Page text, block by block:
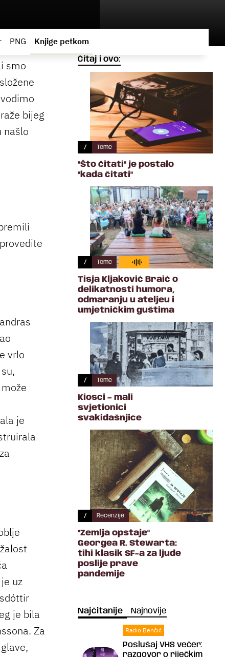
PNG Knjige petkom
smo
bijeg
našlo
vrlo
je
uz
je bila
Za
Čitaj i ovo:
/ Teme
"Što čitati" je postalo
"kada čitati"
/ Teme
Tisja Kljaković Braić o
delikatnosti humora,
odmaranju u ateljeu i
umjetničkim guštima
/ Teme
Kiosci – mali
svjetionici
svakidašnjice
/ Recenzije
"Zemlja opstaje"
Georgea R. Stewarta:
tihi klasik SF-a za ljude
poslije prave
pandemije
Najčitanije Najnovije
Radio Benčić
Poslušaj VHS večer:
razgovor o riječkim